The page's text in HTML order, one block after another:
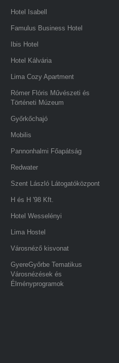
Hotel Isabell
Famulus Business Hotel
Ibis Hotel
Hotel Kálvária
Lima Cozy Apartment
Rómer Flóris Művészeti és
Történeti Múzeum
Győrkőchajó
Mobilis
Pannonhalmi Főapátság
Redwater
Szent László Látogatóközpont
H és H '98 Kft.
Hotel Wesselényi
Lima Hostel
Városnéző kisvonat
GyereGyőrbe Tematikus
Városnézések és
Élményprogramok